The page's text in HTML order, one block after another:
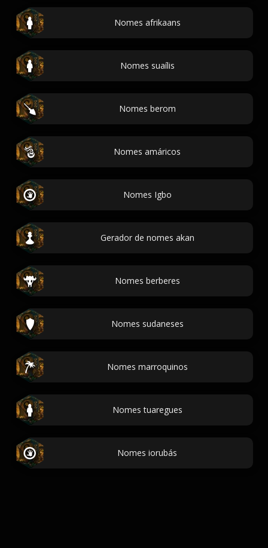
Nomes afrikaans
Nomes suaílis
Nomes berom
Nomes amáricos
Nomes Igbo
Gerador de nomes akan
Nomes berberes
Nomes sudaneses
Nomes marroquinos
Nomes tuaregues
Nomes iorubás